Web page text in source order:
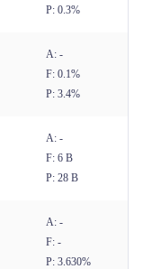
P: 0.3%
A: -
F: 0.1%
P: 3.4%
A: -
F: 6 B
P: 28 B
A: -
F: -
P: 3.630%